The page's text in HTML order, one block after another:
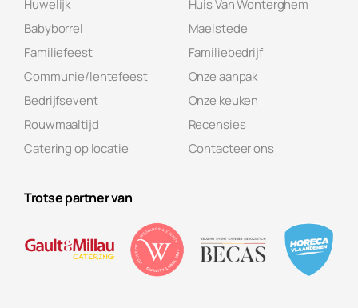
Huwelijk
Babyborrel
Familiefeest
Communie/lentefeest
Bedrijfsevent
Rouwmaaltijd
Catering op locatie
Huis Van Wonterghem
Maelstede
Familiebedrijf
Onze aanpak
Onze keuken
Recensies
Contacteer ons
Trotse partner van